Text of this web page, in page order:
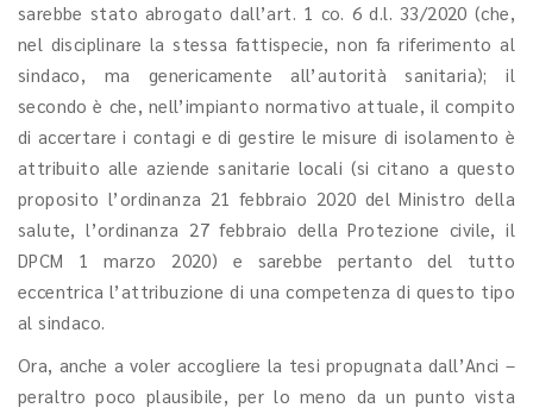
sarebbe stato abrogato dall’art. 1 co. 6 d.l. 33/2020 (che,
nel disciplinare la stessa fattispecie, non fa riferimento al
sindaco, ma genericamente all’autorità sanitaria); il
secondo è che, nell’impianto normativo attuale, il compito
di accertare i contagi e di gestire le misure di isolamento è
attribuito alle aziende sanitarie locali (si citano a questo
proposito l’ordinanza 21 febbraio 2020 del Ministro della
salute, l’ordinanza 27 febbraio della Protezione civile, il
DPCM 1 marzo 2020) e sarebbe pertanto del tutto
eccentrica l’attribuzione di una competenza di questo tipo
al sindaco.
Ora, anche a voler accogliere la tesi propugnata dall’Anci –
peraltro poco plausibile, per lo meno da un punto vista